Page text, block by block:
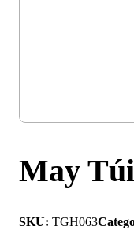
May
SKU: TGH063